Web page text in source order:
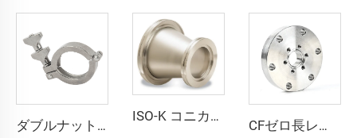
ダブルナット真空シングルクランプ KF16-50/NW40 半導体アクセサリー クイックリリースクランプ SS304/SS316L ステンレス鋼継手
ISO-K コニカルレデューサー溶接真空フランジ ISO80xISO63-ISO100xISO80 SS304/SS316L ステンレス鋼 高品質真空継手
CFゼロ長レデューサー SS304 SS316L 高真空継手 異なるサイズのCFフランジ（両側）ステンレス鋼 通し穴／メトリックネジ CF35xCF16-CF200xCF150 UNCネジ